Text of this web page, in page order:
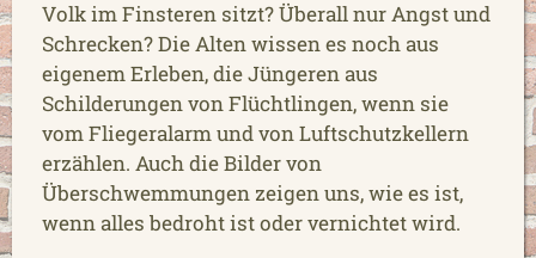
Volk im Finsteren sitzt? Überall nur Angst und
Schrecken? Die Alten wissen es noch aus
eigenem Erleben, die Jüngeren aus
Schilderungen von Flüchtlingen, wenn sie
vom Fliegeralarm und von Luftschutzkellern
erzählen. Auch die Bilder von
Überschwemmungen zeigen uns, wie es ist,
wenn alles bedroht ist oder vernichtet wird.